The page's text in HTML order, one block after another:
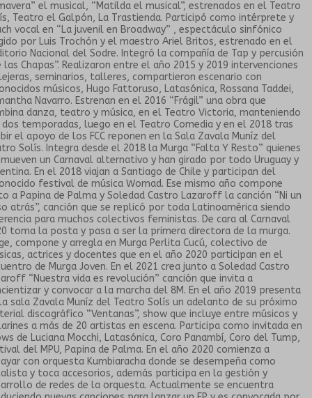
el musical, “Matilda el musical”, estrenados en el Teatro
Teatro el Galpón, La Trastienda. Participó como intérprete y
vocal en “La juvenil en Broadway” , espectáculo sinfónico
por Luis Trochón y el maestro Ariel Britos, estrenado en el
Nacional del Sodre. Integró la compañía de Tap y percusión
las Chapas”. Realizaron entre el año 2015 y 2019 intervenciones
seminarios, talleres, compartieron escenario con
músicos, Hugo Fattoruso, Latasónica, Rossana Taddei,
Navarro. Estrenan en el 2016 “Frágil” una obra que
danza, teatro y música, en el Teatro Victoria, manteniendo
temporadas, luego en el Teatro Comedia y en el 2018 tras
el apoyo de los FCC reponen en la Sala Zavala Muníz del
Solís. Integra desde el 2018 la Murga “Falta Y Resto” quienes
un Carnaval alternativo y han girado por todo Uruguay y
En el 2018 viajan a Santiago de Chile y participan del
festival de música Womad. Ese mismo año compone
a Papina de Palma y Soledad Castro Lazaroff la canción “Ni un
atrás”, canción que se replicó por toda Latinoamérica siendo
para muchos colectivos feministas. De cara al Carnaval
toma la posta y pasa a ser la primera directora de la murga.
compone y arregla en Murga Perlita Cucú, colectivo de
actrices y docentes que en el año 2020 participan en el
de Murga Joven. En el 2021 crea junto a Soledad Castro
“Nuestra vida es revolución” canción que invita a
y convocar a la marcha del 8M. En el año 2019 presenta
sala Zavala Muníz del Teatro Solís un adelanto de su próximo
discográfico “Ventanas”, show que incluye entre músicos y
a más de 20 artistas en escena. Participa como invitada en
de Luciana Mocchi, Latasónica, Coro Panambí, Coro del Tump,
del MPU, Papina de Palma. En el año 2020 comienza a
con orquesta Kumbiaracha donde se desempeña como
y toca accesorios, además participa en la gestión y
de redes de la orquesta. Actualmente se encuentra